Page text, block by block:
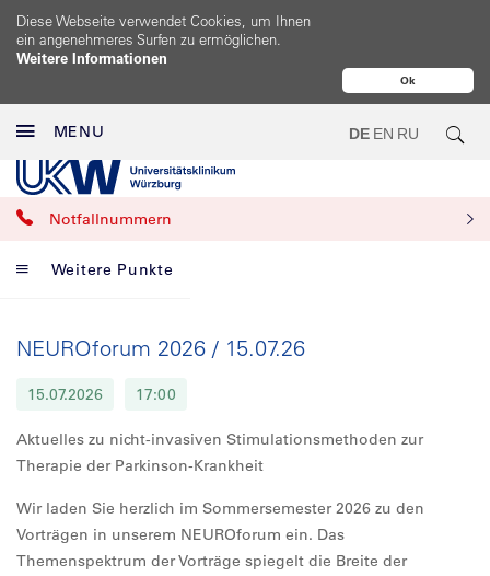
Ok
Diese Webseite verwendet Cookies, um Ihnen
ein angenehmeres Surfen zu ermöglichen.
Weitere Informationen
MENU DE EN RU
Notfallnummern
Weitere Punkte
NEUROforum 2026 / 15.07.26
15.07.2026 17:00
Aktuelles zu nicht-invasiven Stimulationsmethoden zur
Therapie der Parkinson-Krankheit
Wir laden Sie herzlich im Sommersemester 2026 zu den
Vorträgen in unserem NEUROforum ein. Das
Themenspektrum der Vorträge spiegelt die Breite der